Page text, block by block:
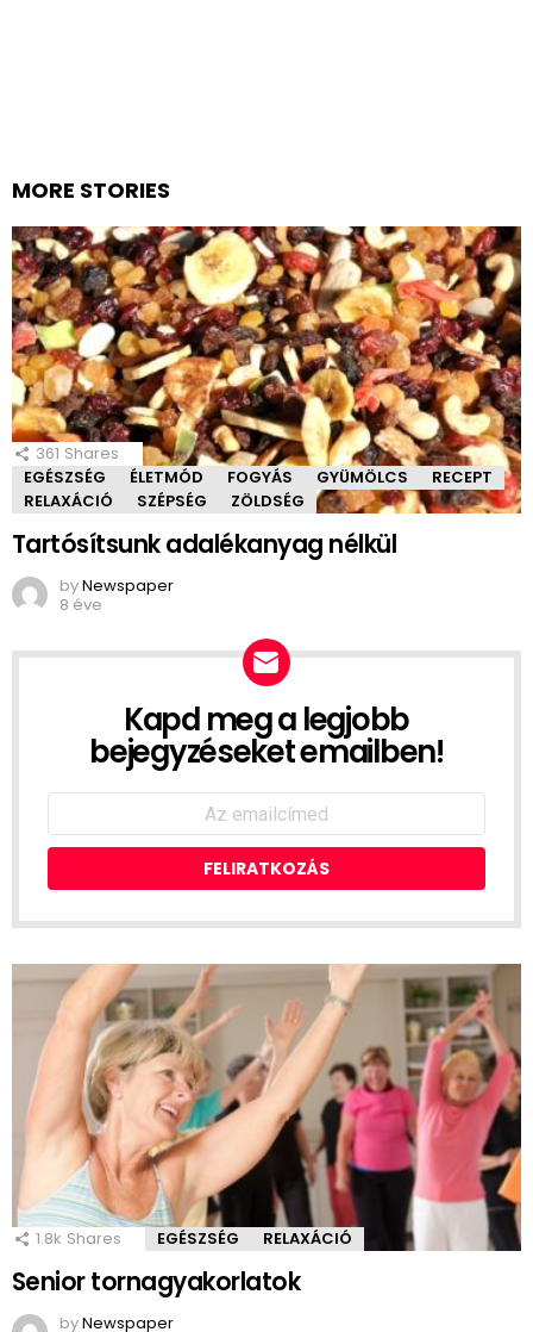
MORE STORIES
361 Shares
EGÉSZSÉG
ÉLETMÓD FOGYÁS GYÜMÖLCS
RECEPT
RELAXÁCIÓ
SZÉPSÉG ZÖLDSÉG
Tartósítsunk adalékanyag nélkül
byNewspaper
8 éve
NEWSLETTERKapd meg a legjobb
bejegyzéseket emailben!
1.8k Shares EGÉSZSÉG RELAXÁCIÓ
Senior tornagyakorlatok
byNewspaper